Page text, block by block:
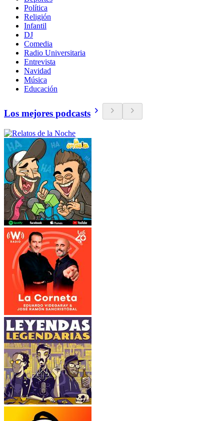
Política
Religión
Infantil
DJ
Comedia
Radio Universitaria
Entrevista
Navidad
Música
Educación
Los mejores podcasts